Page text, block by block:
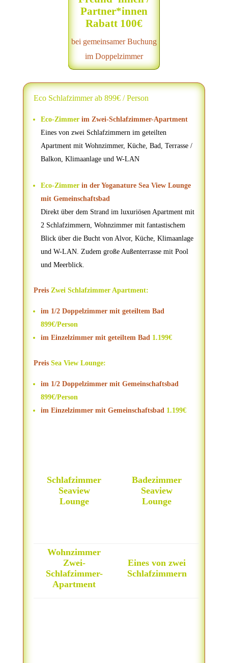
Partner*innen
Rabatt 100€
bei gemeinsamer Buchung
im Doppelzimmer
Eco Schlafzimmer ab 899€ / Person
Eco-Zimmer im Zwei-Schlafzimmer-Apartment
Eines von zwei Schlafzimmern im geteilten
Apartment mit Wohnzimmer, Küche, Bad, Terrasse /
Balkon, Klimaanlage und W-LAN
Eco-Zimmer in der Yoganature Sea View Lounge
mit Gemeinschaftsbad
Direkt über dem Strand im luxuriösen Apartment mit
2 Schlafzimmern, Wohnzimmer mit fantastischem
Blick über die Bucht von Alvor, Küche, Klimaanlage
und W-LAN. Zudem große Außenterrasse mit Pool
und Meerblick.
Preis Zwei Schlafzimmer Apartment:
im 1/2 Doppelzimmer mit geteiltem Bad
899€/Person
im Einzelzimmer mit geteiltem Bad 1.199€
Preis Sea View Lounge:
im 1/2 Doppelzimmer mit Gemeinschaftsbad
899€/Person
im Einzelzimmer mit Gemeinschaftsbad1.199€
Schlafzimmer
Seaview
Lounge
Badezimmer
Seaview
Lounge
Wohnzimmer
Zwei-
Schlafzimmer-
Apartment
Eines von zwei
Schlafzimmern